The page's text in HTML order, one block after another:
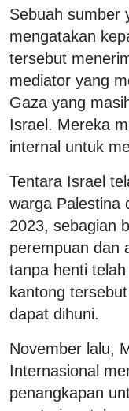
Sebuah sumber
mengatakan
tersebut
mediator yang
Gaza yang
Israel. Mereka
internal untuk
Tentara Israel
warga Palestina
2023, sebagian
perempuan dan
tanpa henti
kantong
dapat dihuni.
November lalu,
Internasional
penangkapan